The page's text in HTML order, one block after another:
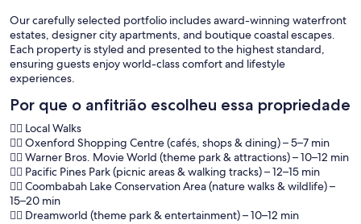
Our carefully selected portfolio includes award-winning waterfront
estates, designer city apartments, and boutique coastal escapes.
Each property is styled and presented to the highest standard,
ensuring guests enjoy world-class comfort and lifestyle
experiences.
Por que o anfitrião escolheu essa propriedade
🚶‍♂️ Local Walks
🚶‍♂️ Oxenford Shopping Centre (cafés, shops & dining) – 5–7 min
🚶‍♂️ Warner Bros. Movie World (theme park & attractions) – 10–12 min
🚶‍♂️ Pacific Pines Park (picnic areas & walking tracks) – 12–15 min
🚶‍♂️ Coombabah Lake Conservation Area (nature walks & wildlife) –
15–20 min
🚶‍♂️ Dreamworld (theme park & entertainment) – 10–12 min